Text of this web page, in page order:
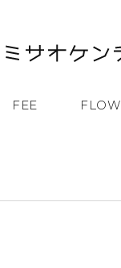
FEE FLOW